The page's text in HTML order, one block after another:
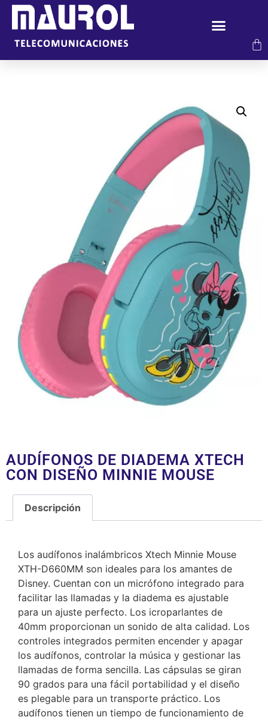
AUDÍFONOS DE DIADEMA XTECH
CON DISEÑO MINNIE MOUSE
Descripción
Los audífonos inalámbricos Xtech Minnie Mouse
XTH-D660MM son ideales para los amantes de
Disney. Cuentan con un micrófono integrado para
facilitar las llamadas y la diadema es ajustable
para un ajuste perfecto. Los icroparlantes de
40mm proporcionan un sonido de alta calidad. Los
controles integrados permiten encender y apagar
los audífonos, controlar la música y gestionar las
llamadas de forma sencilla. Las cápsulas se giran
90 grados para una fácil portabilidad y el diseño
es plegable para un transporte práctico. Los
audífonos tienen un tiempo de funcionamiento de